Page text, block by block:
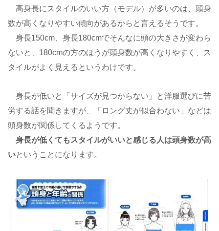
高身長にスタイルのいい方（モデル）が多いのは、頭身
数が高くなりやすい傾向があるからと言えるそうです。
身長150cm、身長180cmでそんなに頭の大きさが変わら
ないと、180cmの方のほうが頭身数が高くなりやすく、ス
タイルがよく見えるというわけです。
身長が低いと「サイズが見つからない」と洋服選びに苦
労する話を聞きますが、「ロング丈が似合わない」などは
頭身数が関係してくるようです。
身長が低くてもスタイルがいいと感じる人は頭身数が高
いということになります。